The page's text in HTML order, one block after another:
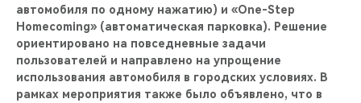
автомобиля по одному нажатию) и «One-Step
Homecoming» (автоматическая парковка). Решение
ориентировано на повседневные задачи
пользователей и направлено на упрощение
использования автомобиля в городских условиях. В
рамках мероприятия также было объявлено, что в